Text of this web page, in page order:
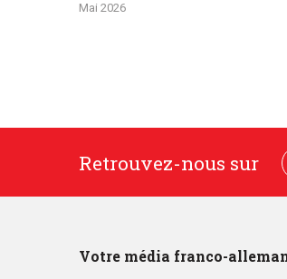
Mai 2026
Retrouvez-nous sur
Votre média franco-